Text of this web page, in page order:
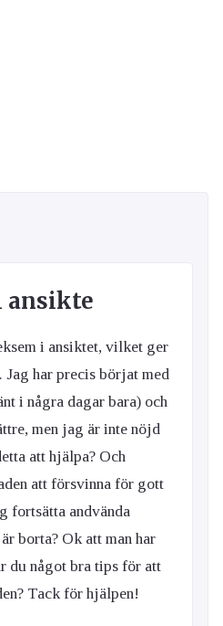
ansikte
i ansiktet, vilket ger
har precis börjat med
i några dagar bara) och
men jag är inte nöjd
att hjälpa? Och
att försvinna för gott
fortsätta andvända
borta? Ok att man har
du något bra tips för att
Tack för hjälpen!